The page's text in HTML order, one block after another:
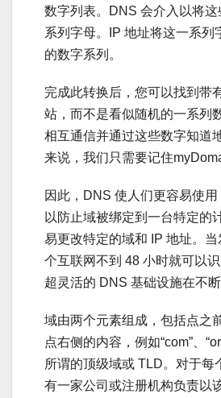
数字列表。DNS 会介入以将
系列字母。IP 地址将这一系列
的数字系列。
完成此转换后，您可以找到带
站，而不是看似随机的一系列
相互通信并通过这些数字知道
来说，我们只需要记住
因此，DNS 使人们更容易使
以防止域被绑定到一台特定的
易更改特定的域和 IP 地址。
个互联网不到 48 小时就可以
超灵活的 DNS 基础设施在不断
域由两个元素组成，包括点之
点右侧的内容，例如“com”、
所谓的顶级域或 TLD。对于每
有一家公司或注册机构负责以